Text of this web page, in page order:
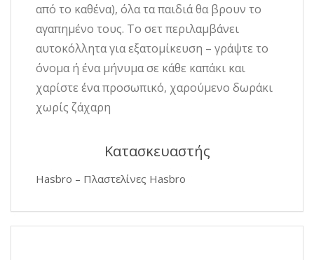
από το καθένα), όλα τα παιδιά θα βρουν το
αγαπημένο τους. Το σετ περιλαμβάνει
αυτοκόλλητα για εξατομίκευση – γράψτε το
όνομα ή ένα μήνυμα σε κάθε καπάκι και
χαρίστε ένα προσωπικό, χαρούμενο δωράκι
χωρίς ζάχαρη
Κατασκευαστής
Hasbro – Πλαστελίνες Hasbro